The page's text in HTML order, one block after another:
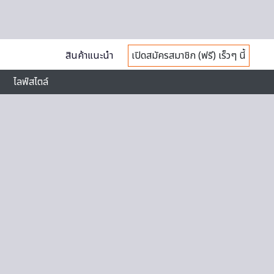
สินค้าแนะนำ
เปิดสมัครสมาชิก (ฟรี) เร็วๆ นี้
ไลฟ์สไตล์